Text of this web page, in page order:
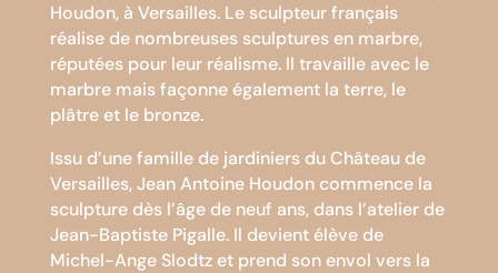
Houdon, à Versailles. Le sculpteur français
réalise de nombreuses sculptures en marbre,
réputées pour leur réalisme. Il travaille avec le
marbre mais façonne également la terre, le
plâtre et le bronze.
Issu d’une famille de jardiniers du Château de
Versailles, Jean Antoine Houdon commence la
sculpture dès l’âge de neuf ans, dans l’atelier de
Jean-Baptiste Pigalle. Il devient élève de
Michel-Ange Slodtz et prend son envol vers la